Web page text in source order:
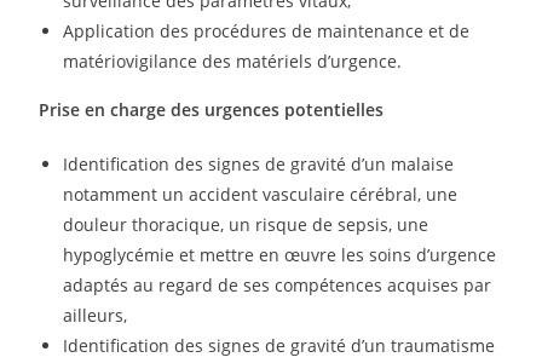
Application des procédures de maintenance et de
matériovigilance des matériels d’urgence.
Prise en charge des urgences potentielles
Identification des signes de gravité d’un malaise
notamment un accident vasculaire cérébral, une
douleur thoracique, un risque de sepsis, une
hypoglycémie et mettre en œuvre les soins d’urgence
adaptés au regard de ses compétences acquises par
ailleurs,
Identification des signes de gravité d’un traumatisme